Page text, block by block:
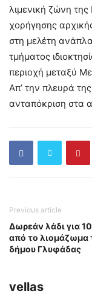
λιμενική ζώνη
χορήγησης
στη μελέτη
τμήματος
περιοχή μεταξύ
Απ’ την πλευρά
ανταπόκριση στα
Previous article
Δωρεάν λάδι για
από το λιομάζωμα
δήμου Γλυφάδας
vellas